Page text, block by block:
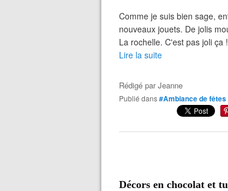
Comme je suis bien sage,
nouveaux jouets. De jolis
La rochelle. C'est pas joli ça
Lire la suite
Rédigé parJeanne
Publié dans#Ambiance de fêtes
Décors en chocolat et